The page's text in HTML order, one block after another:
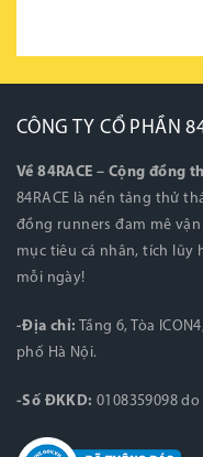
CÔNG TY CỔ PHẦN
Về 84RACE – Cộng đồng
84RACE là nền tảng thử
đồng runners đam mê
mục tiêu cá nhân, tích lũy
mỗi ngày!
-Địa chỉ: Tầng 6, Tòa
phố Hà Nội.
-Số ĐKKD: 0108359098